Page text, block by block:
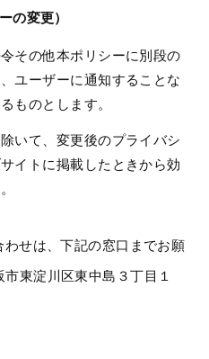
の変更）
その他本ポリシーに別段の
ユーザーに通知することな
ものとします。
いて、変更後のプライバシ
イトに掲載したときから効
せは、下記の窓口までお願
東淀川区東中島３丁目１